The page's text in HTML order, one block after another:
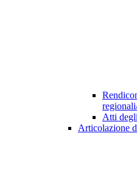
Atti
Articolazione